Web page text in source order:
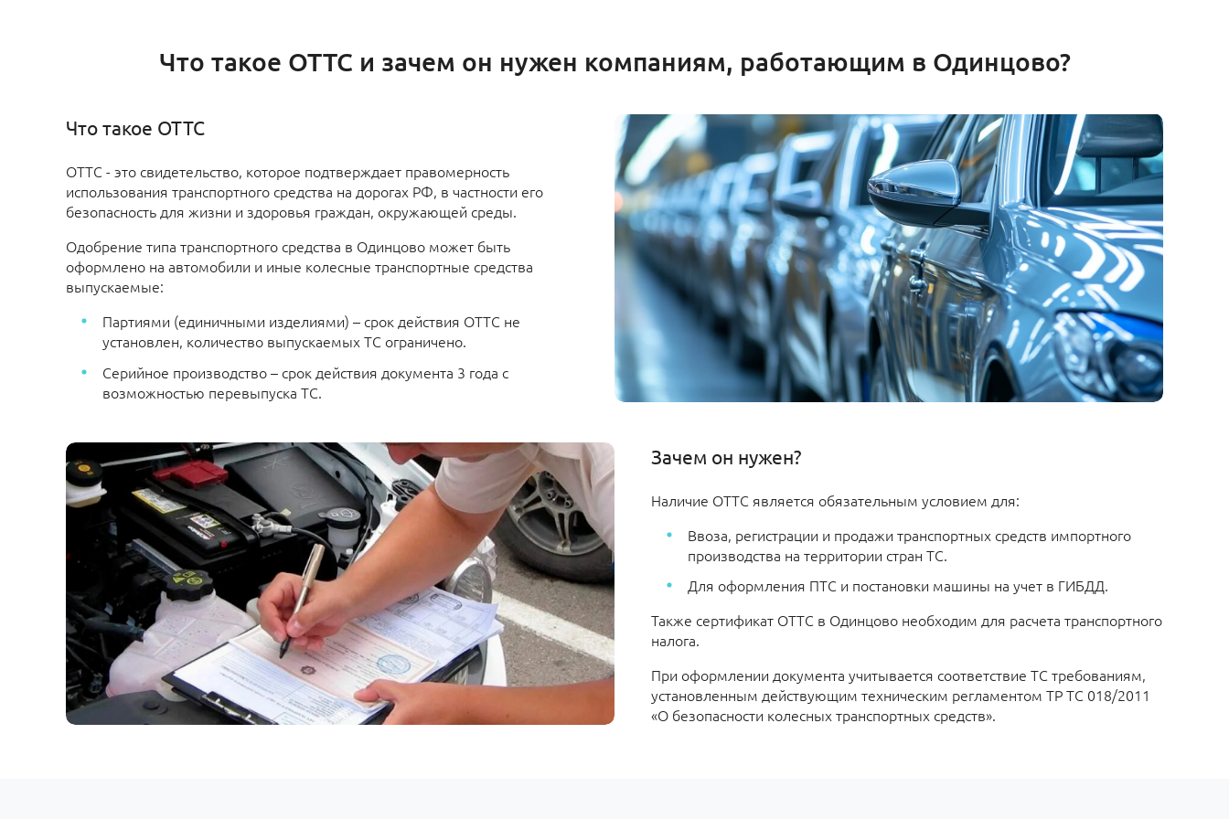
Что такое ОТТС и зачем он нужен компаниям, работающим в Одинцово?
Что такое ОТТС
ОТТС - это свидетельство, которое подтверждает правомерность
использования транспортного средства на дорогах РФ, в частности его
безопасность для жизни и здоровья граждан, окружающей среды.
Одобрение типа транспортного средства в Одинцово может быть
оформлено на автомобили и иные колесные транспортные средства
выпускаемые:
Партиями (единичными изделиями) – срок действия ОТТС не
установлен, количество выпускаемых ТС ограничено.
Серийное производство – срок действия документа 3 года с
возможностью перевыпуска ТС.
Зачем он нужен?
Наличие ОТТС является обязательным условием для:
Ввоза, регистрации и продажи транспортных средств импортного
производства на территории стран ТС.
Для оформления ПТС и постановки машины на учет в ГИБДД.
Также сертификат ОТТС в Одинцово необходим для расчета транспортного
налога.
При оформлении документа учитывается соответствие ТС требованиям,
установленным действующим техническим регламентом ТР ТС 018/2011
«О безопасности колесных транспортных средств».